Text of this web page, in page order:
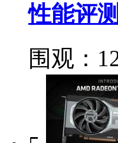
性能评测
围观：